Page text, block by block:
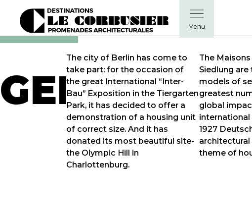
GERMANY
The city of Berlin has come to
take part: for the occasion of
the great International “Inter-
Bau” Exposition in the Tiergarten
Park, it has decided to offer a
demonstration of a housing unit
of correct size. And it has
donated its most beautiful site-
the Olympic Hill in
Charlottenburg.
The
Siedlung
models of
greatest
global
1927
theme of